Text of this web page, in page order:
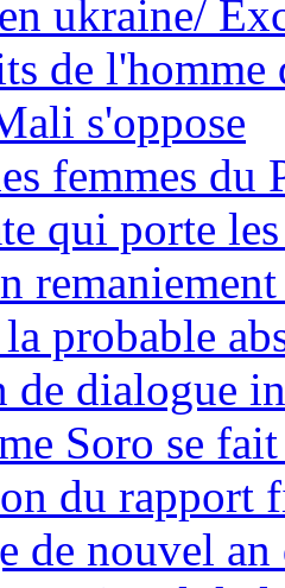
ukraine/
de
s'oppose
femmes du
qui porte
probable
de dialogue
Soro se
du rapport
de nouvel